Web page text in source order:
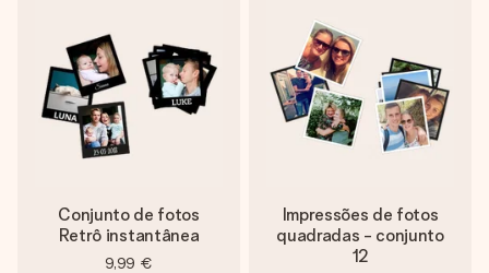
Conjunto de fotos
Retrô instantânea
9,99 €
Impressões de fotos
quadradas - conjunto
12